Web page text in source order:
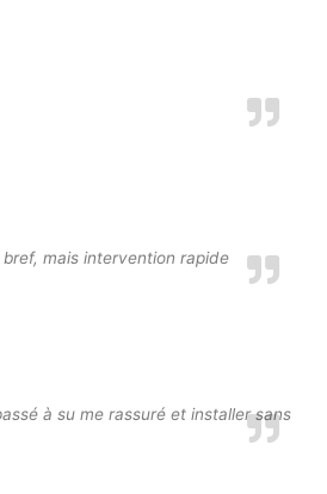
mais intervention rapide
à su me rassuré et installer sans